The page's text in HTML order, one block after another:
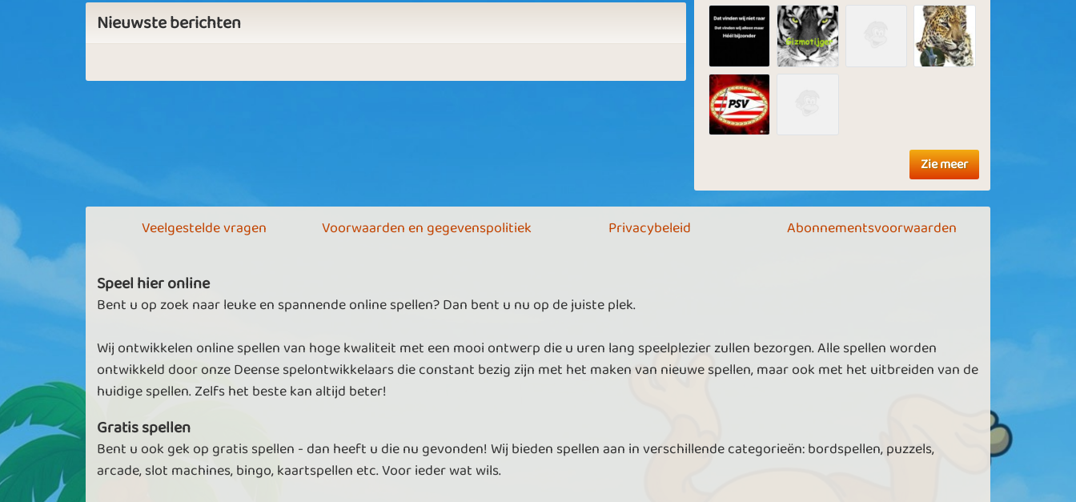
Nieuwste berichten
Zie meer
Veelgestelde vragen Voorwaarden en gegevenspolitiek Privacybeleid Abonnementsvoorwaarden
Speel hier online
Bent u op zoek naar leuke en spannende online spellen? Dan bent u nu op de juiste plek.
Wij ontwikkelen online spellen van hoge kwaliteit met een mooi ontwerp die u uren lang speelplezier zullen bezorgen. Alle spellen worden
ontwikkeld door onze Deense spelontwikkelaars die constant bezig zijn met het maken van nieuwe spellen, maar ook met het uitbreiden van de
huidige spellen. Zelfs het beste kan altijd beter!
Gratis spellen
Bent u ook gek op gratis spellen - dan heeft u die nu gevonden! Wij bieden spellen aan in verschillende categorieën: bordspellen, puzzels,
arcade, slot machines, bingo, kaartspellen etc. Voor ieder wat wils.